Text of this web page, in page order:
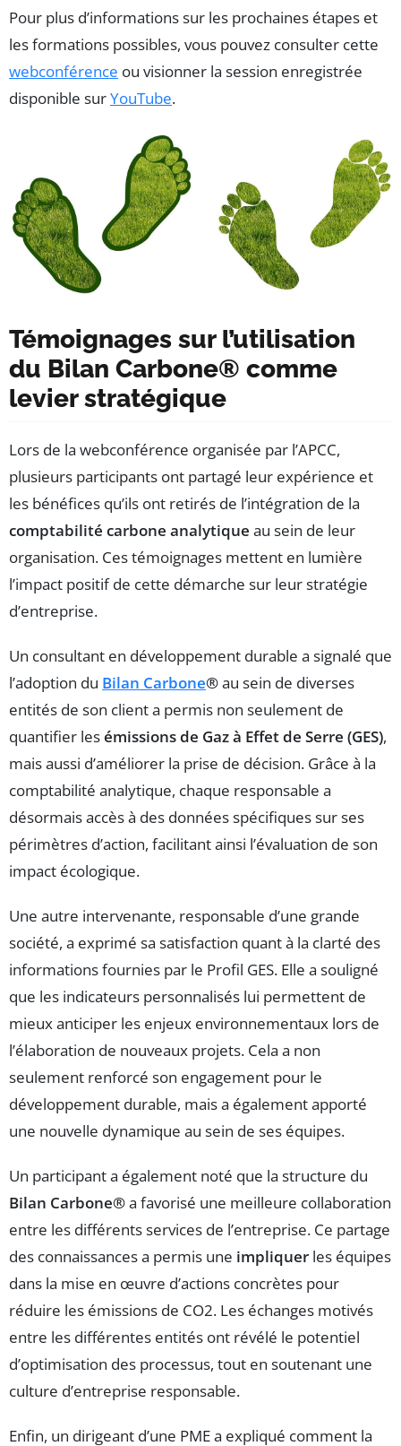
Pour plus d’informations sur les prochaines étapes et
les formations possibles, vous pouvez consulter cette
webconférence ou visionner la session enregistrée
disponible surYouTube.
Témoignages sur l’utilisation
du Bilan Carbone® comme
levier stratégique
Lors de la webconférence organisée par l’APCC,
plusieurs participants ont partagé leur expérience et
les bénéfices qu’ils ont retirés de l’intégration de la
comptabilité carbone analytique au sein de leur
organisation. Ces témoignages mettent en lumière
l’impact positif de cette démarche sur leur stratégie
d’entreprise.
Un consultant en développement durable a signalé que
l’adoption du Bilan Carbone®au sein de diverses
entités de son client a permis non seulement de
quantifier lesémissions de Gaz à Effet de Serre (GES),
mais aussi d’améliorer la prise de décision. Grâce à la
comptabilité analytique, chaque responsable a
désormais accès à des données spécifiques sur ses
périmètres d’action, facilitant ainsi l’évaluation de son
impact écologique.
Une autre intervenante, responsable d’une grande
société, a exprimé sa satisfaction quant à la clarté des
informations fournies par le Profil GES. Elle a souligné
que les indicateurs personnalisés lui permettent de
mieux anticiper les enjeux environnementaux lors de
l’élaboration de nouveaux projets. Cela a non
seulement renforcé son engagement pour le
développement durable, mais a également apporté
une nouvelle dynamique au sein de ses équipes.
Un participant a également noté que la structure du
Bilan Carbone®a favorisé une meilleure collaboration
entre les différents services de l’entreprise. Ce partage
des connaissances a permis une impliquer les équipes
dans la mise en œuvre d’actions concrètes pour
réduire les émissions de CO2. Les échanges motivés
entre les différentes entités ont révélé le potentiel
d’optimisation des processus, tout en soutenant une
culture d’entreprise responsable.
Enfin, un dirigeant d’une PME a expliqué comment la